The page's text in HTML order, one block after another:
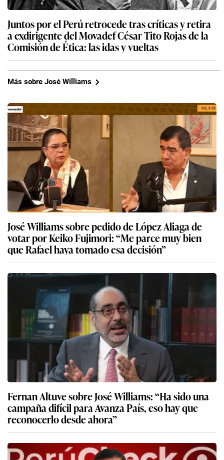
Juntos por el Perú retrocede tras críticas y retira
a exdirigente del Movadef César Tito Rojas de la
Comisión de Ética: las idas y vueltas
Más sobre José Williams
José Williams sobre pedido de López Aliaga de
votar por Keiko Fujimori: “Me parce muy bien
que Rafael haya tomado esa decisión”
Fernan Altuve sobre José Williams: “Ha sido una
campaña difícil para Avanza País, eso hay que
reconocerlo desde ahora”